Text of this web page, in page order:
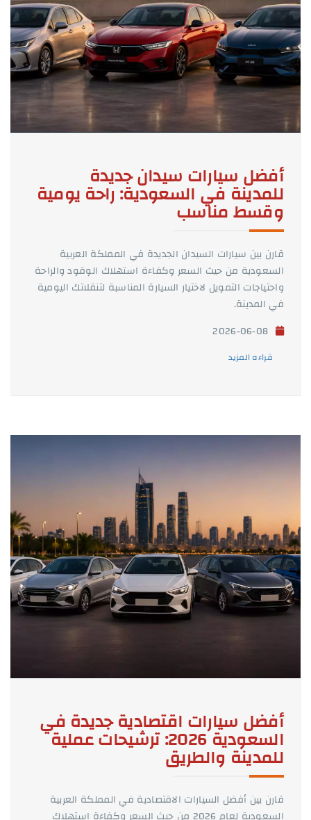
أفضل سيارات سيدان جديدة
للمدينة في السعودية: راحة يومية
وقسط مناسب
قارن بين سيارات السيدان الجديدة في المملكة العربية
السعودية من حيث السعر وكفاءة استهلاك الوقود والراحة
واحتياجات التمويل لاختيار السيارة المناسبة لتنقلاتك اليومية
في المدينة.
قراءه المزيد
أفضل سيارات اقتصادية جديدة في
السعودية 2026: ترشيحات عملية
للمدينة والطريق
قارن بين أفضل السيارات الاقتصادية في المملكة العربية